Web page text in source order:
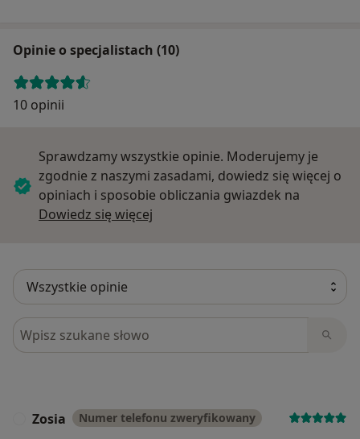
Opinie o specjalistach (10)
10 opinii
Sprawdzamy wszystkie opinie. Moderujemy je
zgodnie z naszymi zasadami, dowiedz się więcej o
opiniach i sposobie obliczania gwiazdek na
Dowiedz się więcej
Szukaj w opiniach
Zosia Numer telefonu zweryfikowany